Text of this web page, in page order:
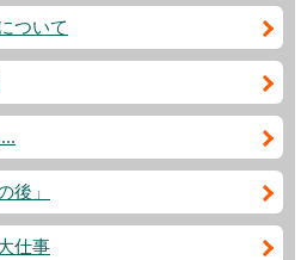
ついて
後」
仕事